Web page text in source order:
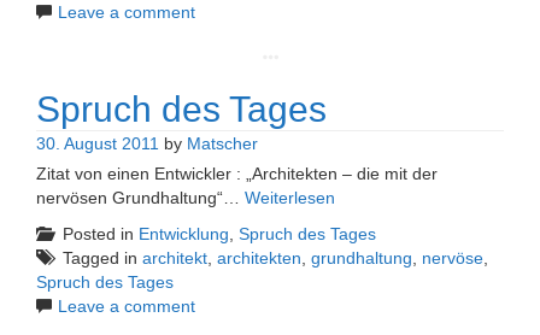
Leave a comment
Spruch des Tages
30. August 2011 by Matscher
Zitat von einen Entwickler : „Architekten – die mit der
nervösen Grundhaltung“… Weiterlesen
Posted in Entwicklung, Spruch des Tages
Tagged in architekt, architekten, grundhaltung, nervöse,
Spruch des Tages
Leave a comment